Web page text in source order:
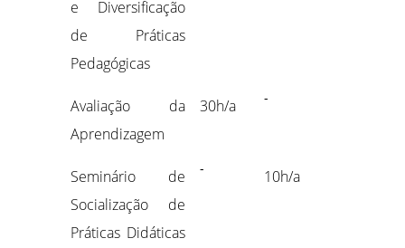
e Diversificação
de Práticas
Pedagógicas
Avaliação da
Aprendizagem
30h/a -
Seminário de
Socialização de
Práticas Didáticas
- 10h/a